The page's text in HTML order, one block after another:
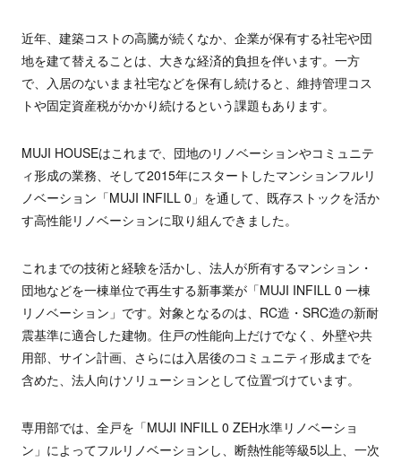
近年、建築コストの高騰が続くなか、企業が保有する社宅や団
地を建て替えることは、大きな経済的負担を伴います。一方
で、入居のないまま社宅などを保有し続けると、維持管理コス
トや固定資産税がかかり続けるという課題もあります。
MUJI HOUSEはこれまで、団地のリノベーションやコミュニテ
ィ形成の業務、そして2015年にスタートしたマンションフルリ
ノベーション「MUJI INFILL 0」を通して、既存ストックを活か
す高性能リノベーションに取り組んできました。
これまでの技術と経験を活かし、法人が所有するマンション・
団地などを一棟単位で再生する新事業が「MUJI INFILL 0 一棟
リノベーション」です。対象となるのは、RC造・SRC造の新耐
震基準に適合した建物。住戸の性能向上だけでなく、外壁や共
用部、サイン計画、さらには入居後のコミュニティ形成までを
含めた、法人向けソリューションとして位置づけています。
専用部では、全戸を「MUJI INFILL 0 ZEH水準リノベーショ
ン」によってフルリノベーションし、断熱性能等級5以上、一次